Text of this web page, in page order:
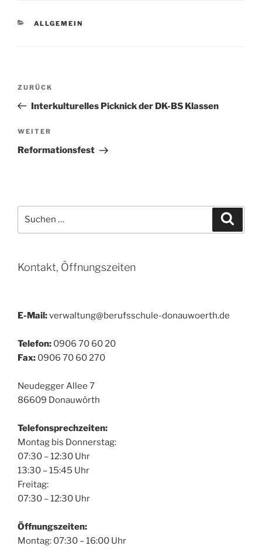
KATEGORIEN
ALLGEMEIN
Beitragsnavigation
Vorheriger
Beitrag
ZURÜCK
Interkulturelles Picknick der DK-BS Klassen
Nächster
Beitrag
WEITER
Reformationsfest
nach:
Kontakt, Öffnungszeiten
E-Mail:verwaltung@berufsschule-donauwoerth.de
Telefon: 0906 70 60 20
Fax: 0906 70 60 270
Neudegger Allee 7
86609 Donauwörth
Telefonsprechzeiten:
Montag bis Donnerstag:
07:30 – 12:30 Uhr
13:30 – 15:45 Uhr
Freitag:
07:30 – 12:30 Uhr
Öffnungszeiten:
Montag: 07:30 – 16:00 Uhr